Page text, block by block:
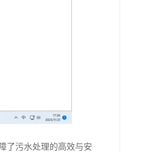
了污水处理的高效与安